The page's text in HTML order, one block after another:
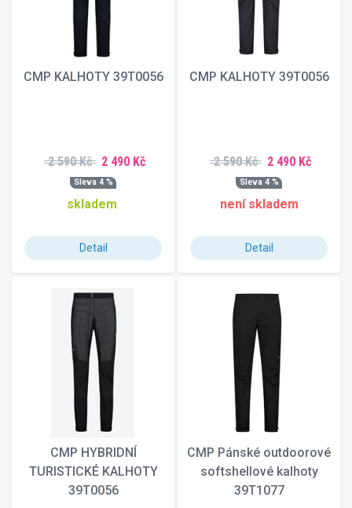
CMP KALHOTY 39T0056
2 590 Kč 2 490 Kč
Sleva 4 %
skladem
Detail
CMP KALHOTY 39T0056
2 590 Kč 2 490 Kč
Sleva 4 %
není skladem
Detail
CMP HYBRIDNÍ
TURISTICKÉ KALHOTY
39T0056
CMP Pánské outdoorové
softshellové kalhoty
39T1077